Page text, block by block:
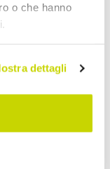
o che hanno
dettagli
Jetzt